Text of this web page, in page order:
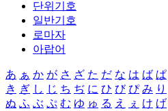
단위기호
일반기호
로마자
아랍어
あ ぁ か が さ ざ た だ な は ば ぱ
き ぎ し じ ち ぢ に ひ び ぴ み り
ぬ ふ ぶ ぷ む ゆ ゅ る え ぇ け げ